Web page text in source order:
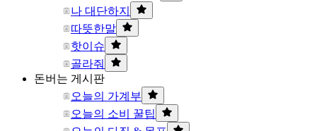
나 대단하지
따뜻한말
핫이슈
골라줘
돈버는 게시판
오늘의 가계부
오늘의 소비 꿀팁